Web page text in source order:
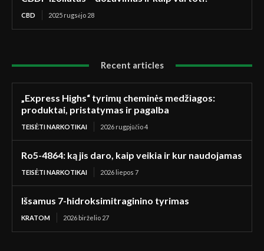
CBD 2025 rugsėjo 28
Recent articles
„Express Highs“ tyrimų cheminės medžiagos:
produktai, pristatymas ir pagalba
TEISĖTI NARKOTIKAI 2026 rugpjūčio 4
Ro5-4864: ką jis daro, kaip veikia ir kur naudojamas
TEISĖTI NARKOTIKAI 2026 liepos 7
Išsamus 7-hidroksimitraginino tyrimas
KRATOM 2026 birželio 27